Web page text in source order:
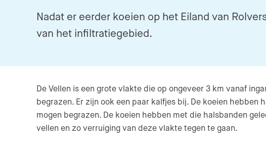
Nadat er eerder koeien op het Eiland van
van het infiltratiegebied.
De Vellen is een grote vlakte die op ongeveer 3 km vanaf
begrazen. Er zijn ook een paar kalfjes bij. De koeien
mogen begrazen. De koeien hebben met die halsbanden
vellen en zo verruiging van deze vlakte tegen te gaan.